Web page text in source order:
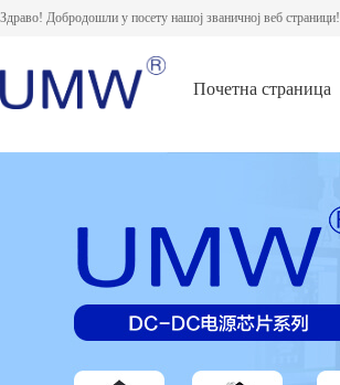
Здраво! Добродошли у посету нашој званичној веб страници!
Почетна страница